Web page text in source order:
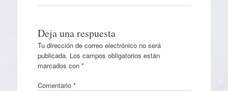
Deja una respuesta
Tu dirección de correo electrónico no será
publicada. Los campos obligatorios están
marcados con *
Comentario *